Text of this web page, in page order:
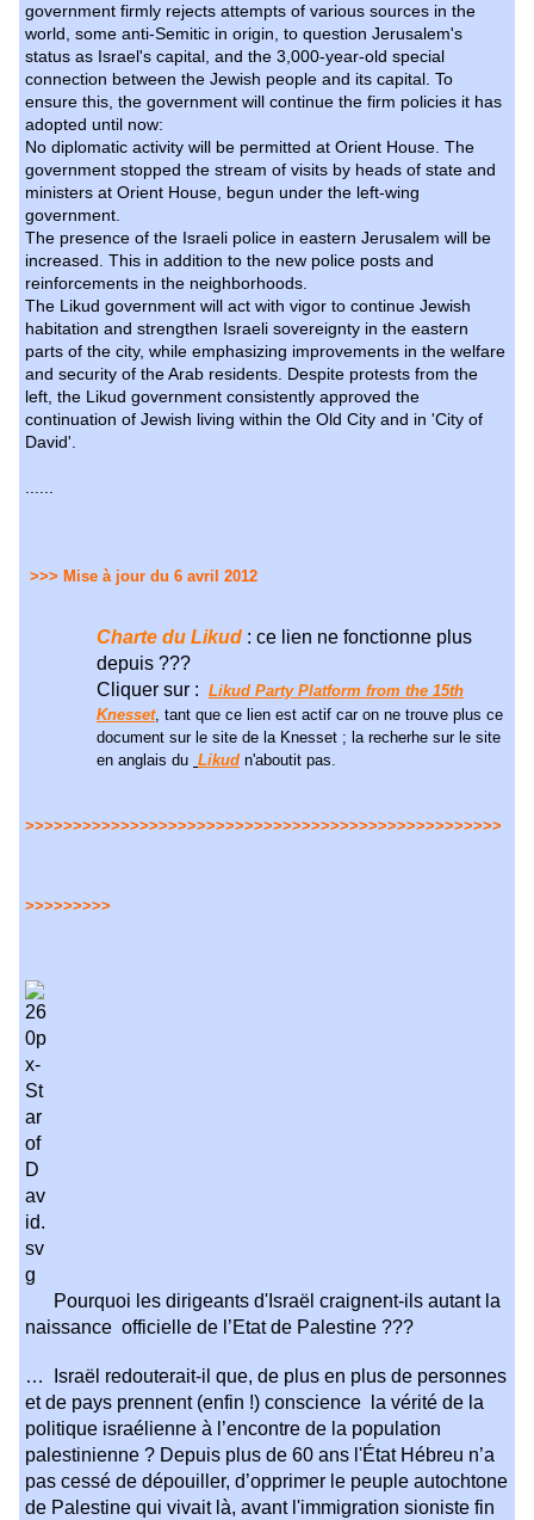
government firmly rejects attempts of various sources in the
world, some anti-Semitic in origin, to question Jerusalem's
status as Israel's capital, and the 3,000-year-old special
connection between the Jewish people and its capital. To
ensure this, the government will continue the firm policies it has
adopted until now:
No diplomatic activity will be permitted at Orient House. The
government stopped the stream of visits by heads of state and
ministers at Orient House, begun under the left-wing
government.
The presence of the Israeli police in eastern Jerusalem will be
increased. This in addition to the new police posts and
reinforcements in the neighborhoods.
The Likud government will act with vigor to continue Jewish
habitation and strengthen Israeli sovereignty in the eastern
parts of the city, while emphasizing improvements in the welfare
and security of the Arab residents. Despite protests from the
left, the Likud government consistently approved the
continuation of Jewish living within the Old City and in 'City of
David'.
......
>>> Mise à jour du 6 avril 2012
Charte du Likud : ce lien ne fonctionne plus
depuis ???
Cliquer sur : Likud Party Platform from the 15th
Knesset, tant que ce lien est actif car on ne trouve plus ce
document sur le site de la Knesset ; la recherhe sur le site
en anglais du Likud n'aboutit pas.
>>>>>>>>>>>>>>>>>>>>>>>>>>>>>>>>>>>>>>>>>>>>>>>>>>
>>>>>>>>>
Pourquoi les dirigeants d'Israël craignent-ils autant la
naissance officielle de l’Etat de Palestine ???
… Israël redouterait-il que, de plus en plus de personnes
et de pays prennent (enfin !) conscience la vérité de la
politique israélienne à l’encontre de la population
palestinienne ? Depuis plus de 60 ans l'État Hébreu n’a
pas cessé de dépouiller, d’opprimer le peuple autochtone
de Palestine qui vivait là, avant l'immigration sioniste fin